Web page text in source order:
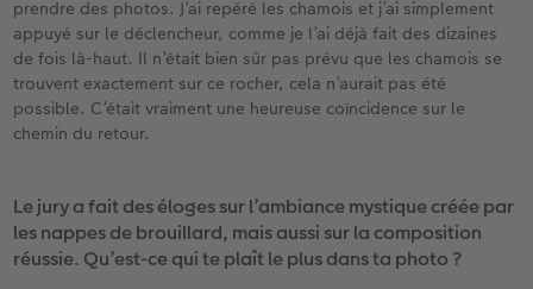
prendre des photos. J’ai repéré les chamois et j’ai simplement
appuyé sur le déclencheur, comme je l’ai déjà fait des dizaines
de fois là-haut. Il n’était bien sûr pas prévu que les chamois se
trouvent exactement sur ce rocher, cela n’aurait pas été
possible. C’était vraiment une heureuse coïncidence sur le
chemin du retour.
Le jury a fait des éloges sur l’ambiance mystique créée par
les nappes de brouillard, mais aussi sur la composition
réussie. Qu’est-ce qui te plaît le plus dans ta photo ?